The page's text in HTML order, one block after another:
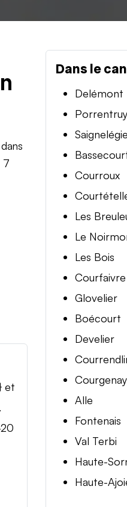
7
et
Dans le
Delémont
Porrentruy
Courroux
Les
Le
Les Bois
Courfaivre
Glovelier
Boécourt
Develier
Courgenay
Alle
Fontenais
Val Terbi
Haute-
Haute-